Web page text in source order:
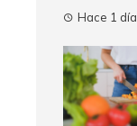
Hace 1 día